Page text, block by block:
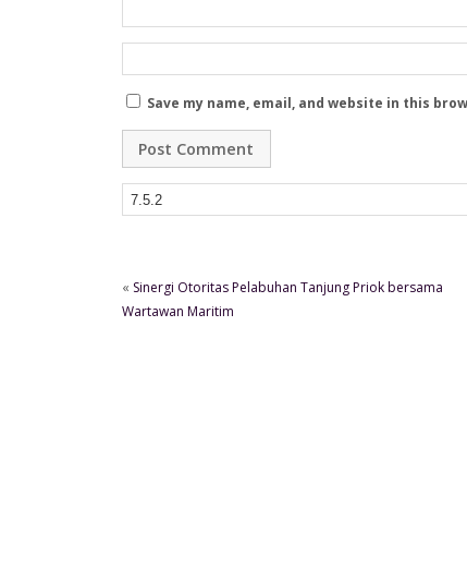
Save my name, email, and website in this
« Sinergi Otoritas Pelabuhan Tanjung Priok bersama
Wartawan Maritim